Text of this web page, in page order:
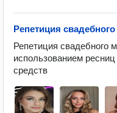
Репетиция
Репетиция свадебного
использованием
средств